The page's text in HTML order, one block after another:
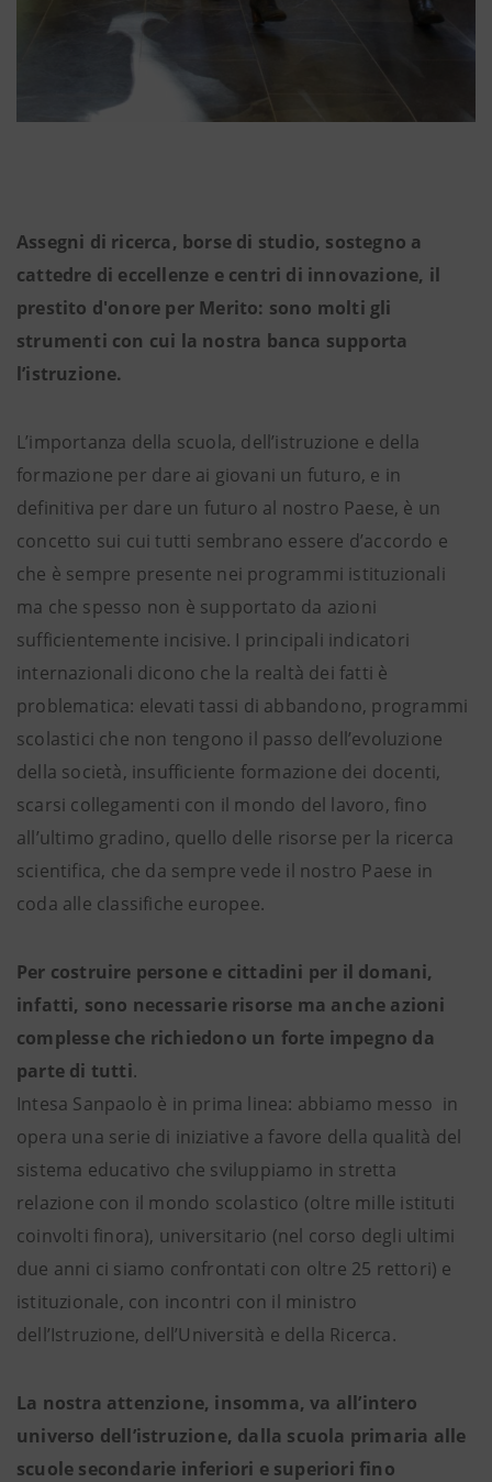
Assegni di ricerca, borse di studio, sostegno a
cattedre di eccellenze e centri di innovazione, il
prestito d'onore per Merito: sono molti gli
strumenti con cui la nostra banca supporta
l’istruzione.
L’importanza della scuola, dell’istruzione e della
formazione per dare ai giovani un futuro, e in
definitiva per dare un futuro al nostro Paese, è un
concetto sui cui tutti sembrano essere d’accordo e
che è sempre presente nei programmi istituzionali
ma che spesso non è supportato da azioni
sufficientemente incisive. I principali indicatori
internazionali dicono che la realtà dei fatti è
problematica: elevati tassi di abbandono, programmi
scolastici che non tengono il passo dell’evoluzione
della società, insufficiente formazione dei docenti,
scarsi collegamenti con il mondo del lavoro, fino
all’ultimo gradino, quello delle risorse per la ricerca
scientifica, che da sempre vede il nostro Paese in
coda alle classifiche europee.
Per costruire persone e cittadini per il domani,
infatti, sono necessarie risorse ma anche azioni
complesse che richiedono un forte impegno da
parte di tutti.
Intesa Sanpaolo è in prima linea: abbiamo messo in
opera una serie di iniziative a favore della qualità del
sistema educativo che sviluppiamo in stretta
relazione con il mondo scolastico (oltre mille istituti
coinvolti finora), universitario (nel corso degli ultimi
due anni ci siamo confrontati con oltre 25 rettori) e
istituzionale, con incontri con il ministro
dell’Istruzione, dell’Università e della Ricerca.
La nostra attenzione, insomma, va all’intero
universo dell’istruzione, dalla scuola primaria alle
scuole secondarie inferiori e superiori fino